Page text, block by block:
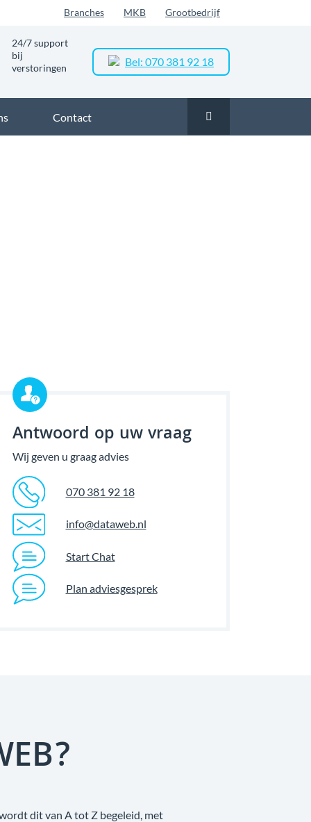
Branches MKB Grootbedrijf
24/7 support
bij
verstoringen
Bel: 070 381 92 18
Contact
Antwoord op uw vraag
Wij geven u graag advies
070 381 92 18
info@dataweb.nl
Start Chat
Plan adviesgesprek
dit van A tot Z begeleid, met